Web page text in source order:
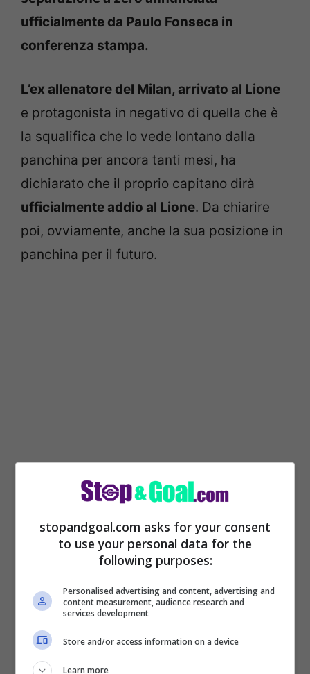
ufficialmente da Paulo Fonseca in
conferenza stampa.
L’ex allenatore del Milan, arrivato al Lione
e protagonista in negativo di quella che è
la squalifica che lo vede lontano dalla
panchina per ancora tanti mesi, ha
dichiarato che il proprio capitano dirà
ufficialmente addio al Lione. Da chiarire
poi, ovviamente, anche la sua posizione in
panchina per il futuro.
Fonseca ha ufficialmente annunciato la
separazione di Alexandre Lacazette dal
Lione. Il calciatore francese, che piace ai
club della Saudi Pro League, ma che
saluta così ufficialmente il club nel quale
ha giocato per 390 partite, trovando la
bellezza di 199 gol e 55 assist fino a
questo momento. Considerando le cifre e
stopandgoal.com asks for your consent
to use your personal data for the
following purposes:
Personalised advertising and content, advertising and
content measurement, audience research and
services development
Store and/or access information on a device
Learn more